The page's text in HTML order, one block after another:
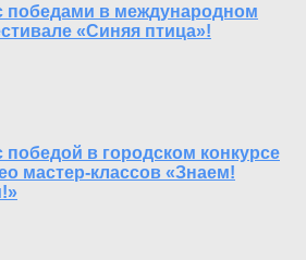
победами в международном
«Синяя птица»!
победой в городском конкурсе
мастер-классов «Знаем!